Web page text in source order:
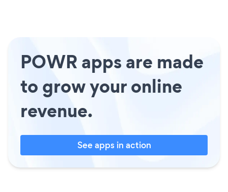
POWR apps are made
to grow your online
revenue.
See apps in action